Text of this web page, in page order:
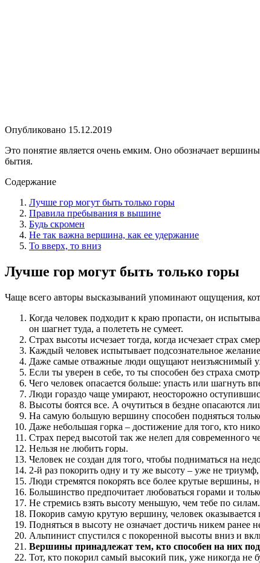
Опубликовано 15.12.2019
Это понятие является очень емким. Оно обозначает
бытия.
Содержание
Лучше гор могут быть только горы
Правила пребывания в вышине
Будь скромен
Не так важна вершина, как ее удержание
То вверх, то вниз
Лучше гор могут быть только горы
Чаще всего авторы высказываний упоминают ощущения,
Когда человек подходит к краю пропасти, он
он шагнет туда, а полететь не сумеет.
Страх высоты исчезает тогда, когда исчезает страх
Каждый человек испытывает подсознательное
Даже самые отважные люди ощущают неизъяснимый
Если ты уверен в себе, то ты способен без страха
Чего человек опасается больше: упасть или шагнуть
Люди гораздо чаще умирают, неосторожно
Высоты боятся все. А очутиться в бездне опасаются
На самую большую вершину способен подняться
Даже небольшая горка – достижение для того, кто
Страх перед высотой так же нелеп для современного
Нельзя не любить горы.
Человек не создан для того, чтобы подниматься на
2-й раз покорить одну и ту же высоту – уже не триумф,
Люди стремятся покорять все более крутые вершины,
Большинство предпочитает любоваться горами и
Не стремись взять высоту меньшую, чем тебе по силам.
Покорив самую крутую вершину, человек
Подняться в высоту не означает достичь никем
Альпинист спустился с покоренной высоты вниз и
Вершины принадлежат тем, кто способен на них
Тот, кто покорил самый высокий пик, уже никогда не